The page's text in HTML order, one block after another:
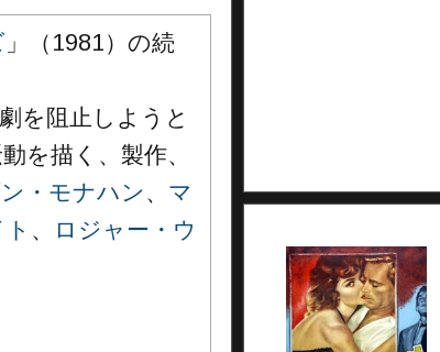
」（1981）の続
劇を阻止しようと
を描く、製作、
・モナハン 、 マ
、
ロジャー・ウ